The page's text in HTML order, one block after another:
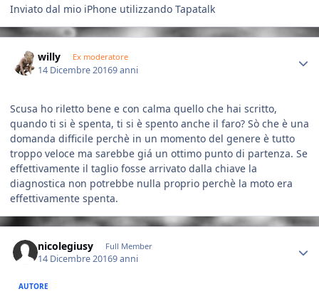
Inviato dal mio iPhone utilizzando Tapatalk
willy Ex moderatore
14 Dicembre 20169 anni
Scusa ho riletto bene e con calma quello che hai scritto,
quando ti si è spenta, ti si è spento anche il faro? Sò che è una
domanda difficile perchè in un momento del genere è tutto
troppo veloce ma sarebbe giá un ottimo punto di partenza. Se
effettivamente il taglio fosse arrivato dalla chiave la
diagnostica non potrebbe nulla proprio perchè la moto era
effettivamente spenta.
nicolegiusy Full Member
14 Dicembre 20169 anni
AUTORE